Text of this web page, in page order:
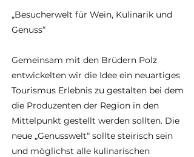
„Besucherwelt für Wein, Kulinarik und
Genuss“
Gemeinsam mit den Brüdern Polz
entwickelten wir die Idee ein neuartiges
Tourismus Erlebnis zu gestalten bei dem
die Produzenten der Region in den
Mittelpunkt gestellt werden sollten. Die
neue „Genusswelt“ sollte steirisch sein
und möglichst alle kulinarischen